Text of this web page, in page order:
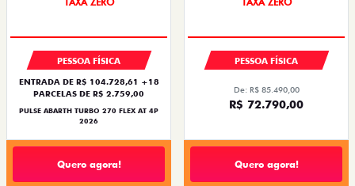
PESSOA FÍSICA
ENTRADA DE R$ 104.728,61 +18
PARCELAS DE R$ 2.759,00
PULSE ABARTH TURBO 270 FLEX AT 4P
2026
Quero agora!
PESSOA FÍSICA
De: R$ 85.490,00
R$ 72.790,00
Quero agora!